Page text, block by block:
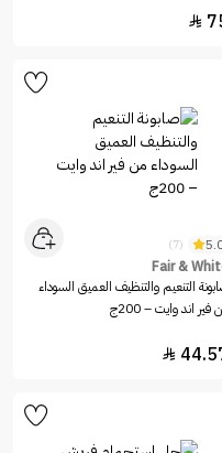

(7)
Fair &
التنعيم والتنظيف العميق السوداء
فير اند وايت – 200ج
